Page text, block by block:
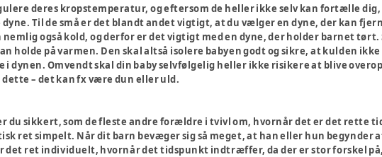
deres kropstemperatur, og eftersom de heller ikke selv kan fortælle
Til de små er det blandt andet vigtigt, at du vælger en dyne, der kan
også kold, og derfor er det vigtigt med en dyne, der holder barnet
holde på varmen. Den skal altså isolere babyen godt og sikre, at kulden
i dynen. Omvendt skal din baby selvfølgelig heller ikke risikere at blive
– det kan fx være dun eller uld.
du sikkert, som de fleste andre forældre i tvivl om, hvornår det er det rette
ret simpelt. Når dit barn bevæger sig så meget, at han eller hun begynder
det ret individuelt, hvornår det tidspunkt indtræffer, da der er stor forskel